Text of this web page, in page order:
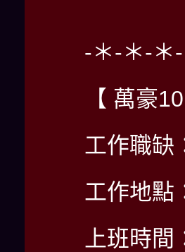
-＊-＊-＊
【 萬豪
工作職缺
工作地點
上班時